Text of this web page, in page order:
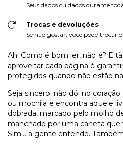
Seus dados cuidados durante
Trocas e devoluções
Se não gostar, você pode trocar
Ah! Como é bom ler, não é? E
aproveitar cada página é
protegidos quando não estão
Seja sincero: não dói no
ou mochila e encontra aquele
dobrada, marcado pelo molho
manchado por uma caneta que
Sim… a gente entende.